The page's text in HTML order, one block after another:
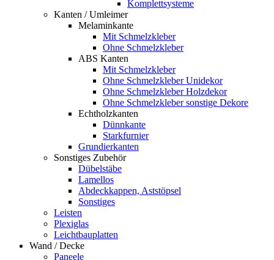
Komplettsysteme
Kanten / Umleimer
Melaminkante
Mit Schmelzkleber
Ohne Schmelzkleber
ABS Kanten
Mit Schmelzkleber
Ohne Schmelzkleber Unidekor
Ohne Schmelzkleber Holzdekor
Ohne Schmelzkleber sonstige Dekore
Echtholzkanten
Dünnkante
Starkfurnier
Grundierkanten
Sonstiges Zubehör
Dübelstäbe
Lamellos
Abdeckkappen, Aststöpsel
Sonstiges
Leisten
Plexiglas
Leichtbauplatten
Wand / Decke
Paneele